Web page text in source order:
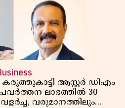
ആസ്റ്റർ ഡിഎം
പ്രവർത്തന ലാഭത്തിൽ 30
വരുമാനത്തിലും